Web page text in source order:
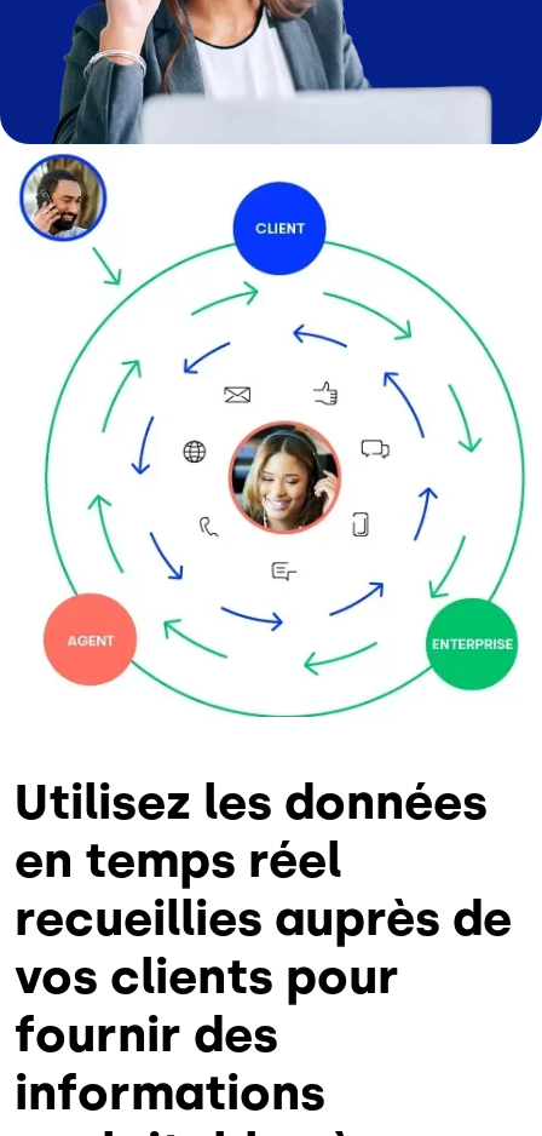
Image
Utilisez les données
en temps réel
recueillies auprès de
vos clients pour
fournir des
informations